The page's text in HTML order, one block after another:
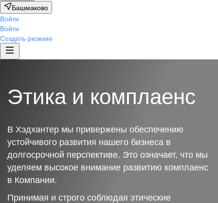
Башмаково
Войти
Войти
Создать резюме
Этика и комплаенс
В Хэдхантер мы привержены обеспечению
устойчивого развития нашего бизнеса в
долгосрочной перспективе. Это означает, что мы
уделяем высокое внимание развитию комплаенс
в Компании.
Принимая и строго соблюдая этические